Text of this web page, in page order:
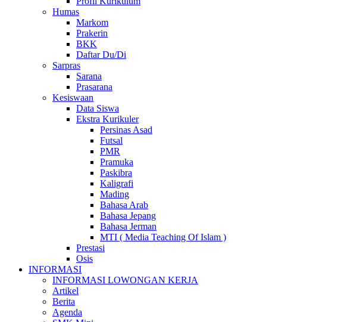
Humas
Markom
Prakerin
BKK
Daftar Du/Di
Sarpras
Sarana
Prasarana
Kesiswaan
Data Siswa
Ekstra Kurikuler
Persinas Asad
Futsal
PMR
Pramuka
Paskibra
Kaligrafi
Mading
Bahasa Arab
Bahasa Jepang
Bahasa Jerman
MTI ( Media Teaching Of Islam )
Prestasi
Osis
INFORMASI
INFORMASI LOWONGAN KERJA
Artikel
Berita
Agenda